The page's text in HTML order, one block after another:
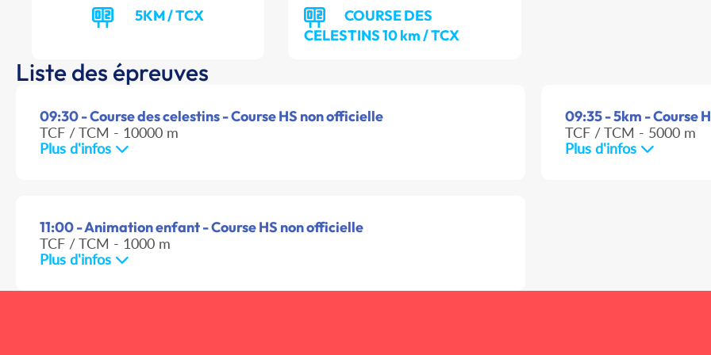
5KM / TCX
COURSE DES
CELESTINS 10 km / TCX
Liste des épreuves
09:30 - Course des celestins - Course HS non officielle
TCF / TCM - 10000 m
Plus d'infos
09:35 - 5km - Course
TCF / TCM - 5000 m
Plus d'infos
11:00 - Animation enfant - Course HS non officielle
TCF / TCM - 1000 m
Plus d'infos